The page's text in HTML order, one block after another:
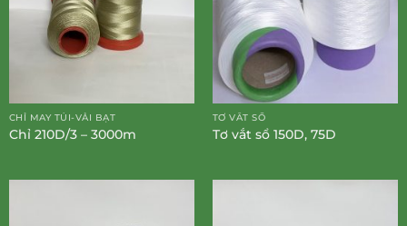
CHỈ MAY TÚI-VẢI BẠT
Chỉ 210D/3 – 3000m
TƠ VẮT SỔ
Tơ vắt sổ 150D, 75D